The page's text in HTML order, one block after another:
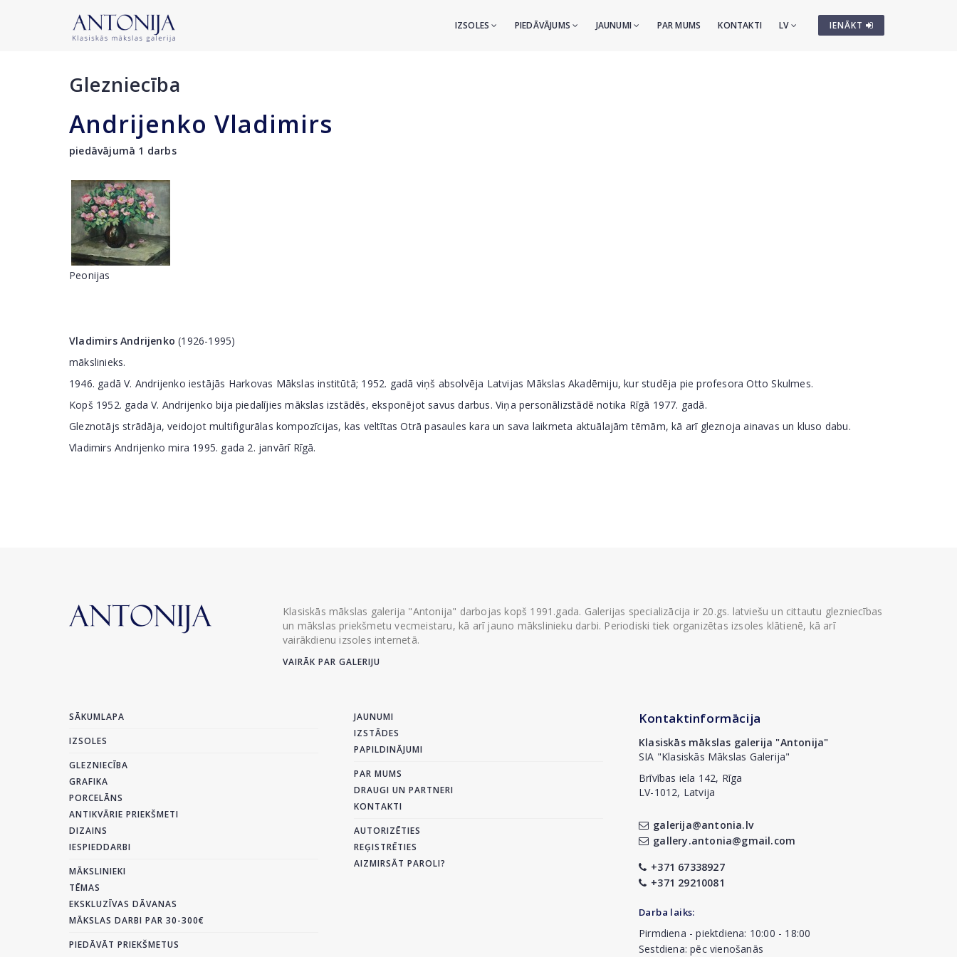
IENĀKT
IZSOLES PIEDĀVĀJUMS JAUNUMI PAR MUMS KONTAKTI LV
Glezniecība
Andrijenko Vladimirs
piedāvājumā 1 darbs
Peonijas
Vladimirs Andrijenko (1926-1995)
mākslinieks.
1946. gadā V. Andrijenko iestājās Harkovas Mākslas institūtā; 1952. gadā viņš absolvēja Latvijas Mākslas Akadēmiju, kur studēja pie profesora Otto Skulmes.
Kopš 1952. gada V. Andrijenko bija piedalījies mākslas izstādēs, eksponējot savus darbus. Viņa personālizstādē notika Rīgā 1977. gadā.
Gleznotājs strādāja, veidojot multifigurālas kompozīcijas, kas veltītas Otrā pasaules kara un sava laikmeta aktuālajām tēmām, kā arī gleznoja ainavas un kluso dabu.
Vladimirs Andrijenko mira 1995. gada 2. janvārī Rīgā.
Klasiskās mākslas galerija "Antonija" darbojas kopš 1991.gada. Galerijas specializācija ir 20.gs. latviešu un cittautu glezniecības
un mākslas priekšmetu vecmeistaru, kā arī jauno mākslinieku darbi. Periodiski tiek organizētas izsoles klātienē, kā arī
vairākdienu izsoles internetā.
VAIRĀK PAR GALERIJU
SĀKUMLAPA
IZSOLES
GLEZNIECĪBA
GRAFIKA
PORCELĀNS
ANTIKVĀRIE PRIEKŠMETI
DIZAINS
IESPIEDDARBI
MĀKSLINIEKI
TĒMAS
EKSKLUZĪVAS DĀVANAS
MĀKSLAS DARBI PAR 30-300€
PIEDĀVĀT PRIEKŠMETUS
JAUNUMI
IZSTĀDES
PAPILDINĀJUMI
PAR MUMS
DRAUGI UN PARTNERI
KONTAKTI
AUTORIZĒTIES
REĢISTRĒTIES
AIZMIRSĀT PAROLI?
Kontaktinformācija
Klasiskās mākslas galerija "Antonija"
SIA "Klasiskās Mākslas Galerija"
Brīvības iela 142, Rīga
LV-1012, Latvija
galerija@antonia.lv
gallery.antonia@gmail.com
+371 67338927
+371 29210081
Darba laiks:
Pirmdiena - piektdiena: 10:00 - 18:00
Sestdiena: pēc vienošanās